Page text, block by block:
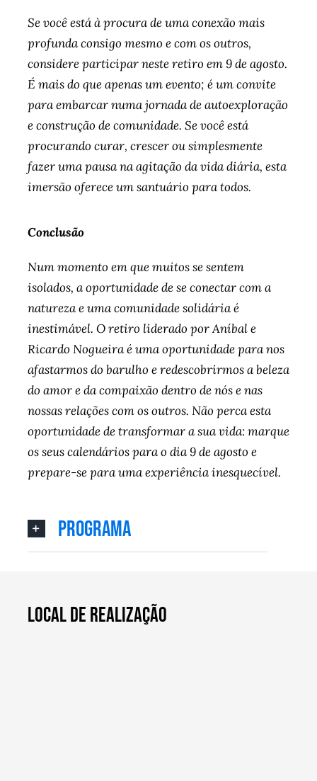
Se você está à procura de uma conexão mais
profunda consigo mesmo e com os outros,
considere participar neste retiro em 9 de agosto.
É mais do que apenas um evento; é um convite
para embarcar numa jornada de autoexploração
e construção de comunidade. Se você está
procurando curar, crescer ou simplesmente
fazer uma pausa na agitação da vida diária, esta
imersão oferece um santuário para todos.
Conclusão
Num momento em que muitos se sentem
isolados, a oportunidade de se conectar com a
natureza e uma comunidade solidária é
inestimável. O retiro liderado por Aníbal e
Ricardo Nogueira é uma oportunidade para nos
afastarmos do barulho e redescobrirmos a beleza
do amor e da compaixão dentro de nós e nas
nossas relações com os outros. Não perca esta
oportunidade de transformar a sua vida: marque
os seus calendários para o dia 9 de agosto e
prepare-se para uma experiência inesquecível.
PROGRAMA
LOCAL DE REALIZAÇÃO